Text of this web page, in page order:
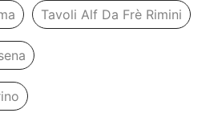
Tavoli Alf Da Frè Rimini